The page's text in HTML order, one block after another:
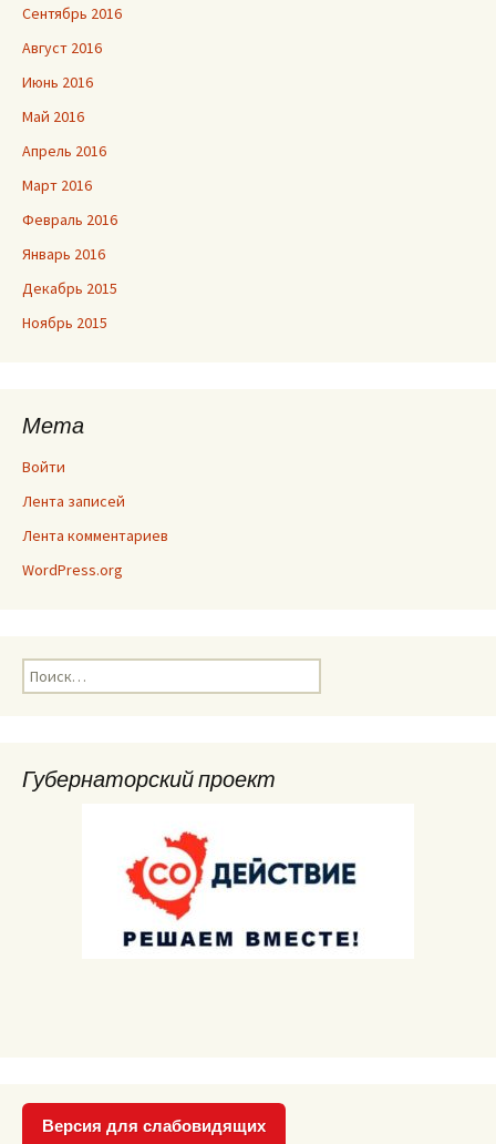
Сентябрь 2016
Август 2016
Июнь 2016
Май 2016
Апрель 2016
Март 2016
Февраль 2016
Январь 2016
Декабрь 2015
Ноябрь 2015
Мета
Войти
Лента записей
Лента комментариев
WordPress.org
Найти:
Губернаторский проект
Версия для слабовидящих